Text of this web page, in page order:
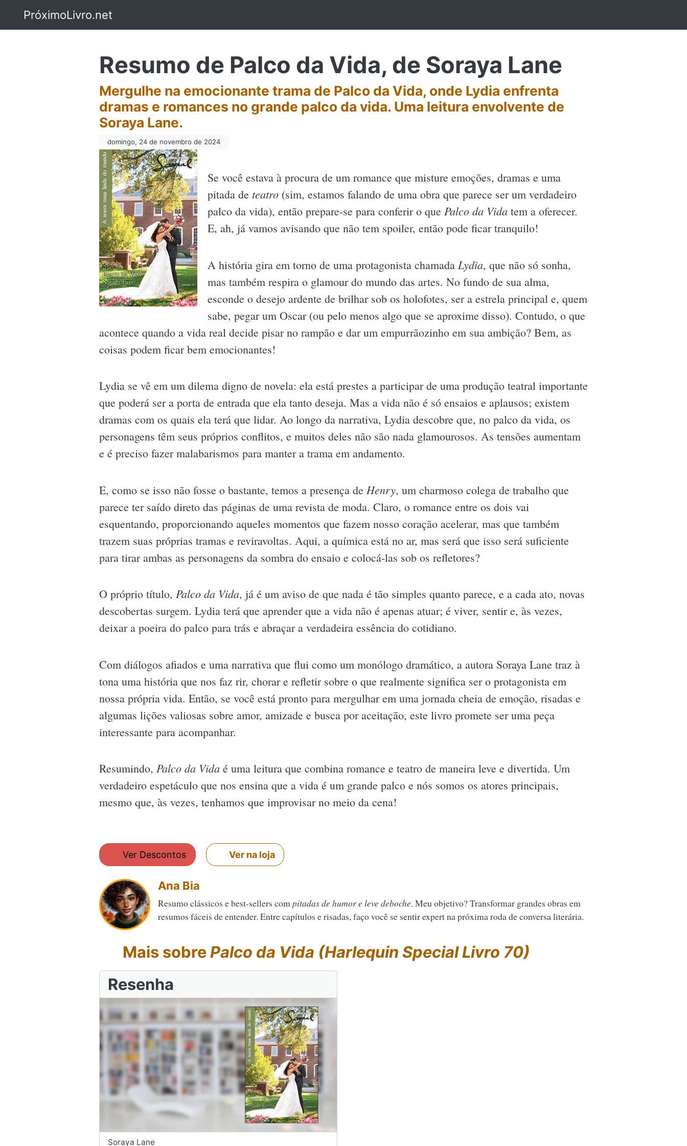
PróximoLivro.net
Resumo de Palco da Vida, de Soraya Lane
Mergulhe na emocionante trama de Palco da Vida, onde Lydia enfrenta
dramas e romances no grande palco da vida. Uma leitura envolvente de
Soraya Lane.
domingo, 24 de novembro de 2024
Se você estava à procura de um romance que misture emoções, dramas e uma
pitada de teatro (sim, estamos falando de uma obra que parece ser um verdadeiro
palco da vida), então prepare-se para conferir o que Palco da Vida tem a oferecer.
E, ah, já vamos avisando que não tem spoiler, então pode ficar tranquilo!
A história gira em torno de uma protagonista chamada Lydia, que não só sonha,
mas também respira o glamour do mundo das artes. No fundo de sua alma,
esconde o desejo ardente de brilhar sob os holofotes, ser a estrela principal e, quem
sabe, pegar um Oscar (ou pelo menos algo que se aproxime disso). Contudo, o que
acontece quando a vida real decide pisar no rampão e dar um empurrãozinho em sua ambição? Bem, as
coisas podem ficar bem emocionantes!
Lydia se vê em um dilema digno de novela: ela está prestes a participar de uma produção teatral importante
que poderá ser a porta de entrada que ela tanto deseja. Mas a vida não é só ensaios e aplausos; existem
dramas com os quais ela terá que lidar. Ao longo da narrativa, Lydia descobre que, no palco da vida, os
personagens têm seus próprios conflitos, e muitos deles não são nada glamourosos. As tensões aumentam
e é preciso fazer malabarismos para manter a trama em andamento.
E, como se isso não fosse o bastante, temos a presença de Henry, um charmoso colega de trabalho que
parece ter saído direto das páginas de uma revista de moda. Claro, o romance entre os dois vai
esquentando, proporcionando aqueles momentos que fazem nosso coração acelerar, mas que também
trazem suas próprias tramas e reviravoltas. Aqui, a química está no ar, mas será que isso será suficiente
para tirar ambas as personagens da sombra do ensaio e colocá-las sob os refletores?
O próprio título, Palco da Vida, já é um aviso de que nada é tão simples quanto parece, e a cada ato, novas
descobertas surgem. Lydia terá que aprender que a vida não é apenas atuar; é viver, sentir e, às vezes,
deixar a poeira do palco para trás e abraçar a verdadeira essência do cotidiano.
Com diálogos afiados e uma narrativa que flui como um monólogo dramático, a autora Soraya Lane traz à
tona uma história que nos faz rir, chorar e refletir sobre o que realmente significa ser o protagonista em
nossa própria vida. Então, se você está pronto para mergulhar em uma jornada cheia de emoção, risadas e
algumas lições valiosas sobre amor, amizade e busca por aceitação, este livro promete ser uma peça
interessante para acompanhar.
Resumindo, Palco da Vida é uma leitura que combina romance e teatro de maneira leve e divertida. Um
verdadeiro espetáculo que nos ensina que a vida é um grande palco e nós somos os atores principais,
mesmo que, às vezes, tenhamos que improvisar no meio da cena!
Ver Descontos Ver na loja
Ana Bia
Resumo clássicos e best-sellers compitadas de humor e leve deboche. Meu objetivo? Transformar grandes obras em
resumos fáceis de entender. Entre capítulos e risadas, faço você se sentir expert na próxima roda de conversa literária.
Mais sobrePalco da Vida (Harlequin Special Livro 70)
Resenha
Soraya Lane